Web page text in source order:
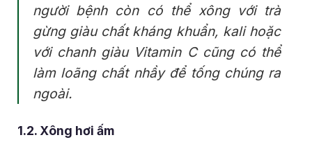
người bệnh còn có thể xông với trà
gừng giàu chất kháng khuẩn, kali hoặc
với chanh giàu Vitamin C cũng có thể
làm loãng chất nhầy để tống chúng ra
ngoài.
1.2. Xông hơi ấm